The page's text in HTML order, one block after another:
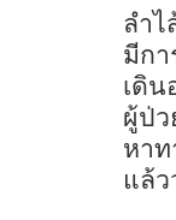
ลำไ
มีกา
เดิน
ผู้ป่ว
หา
แล้ว